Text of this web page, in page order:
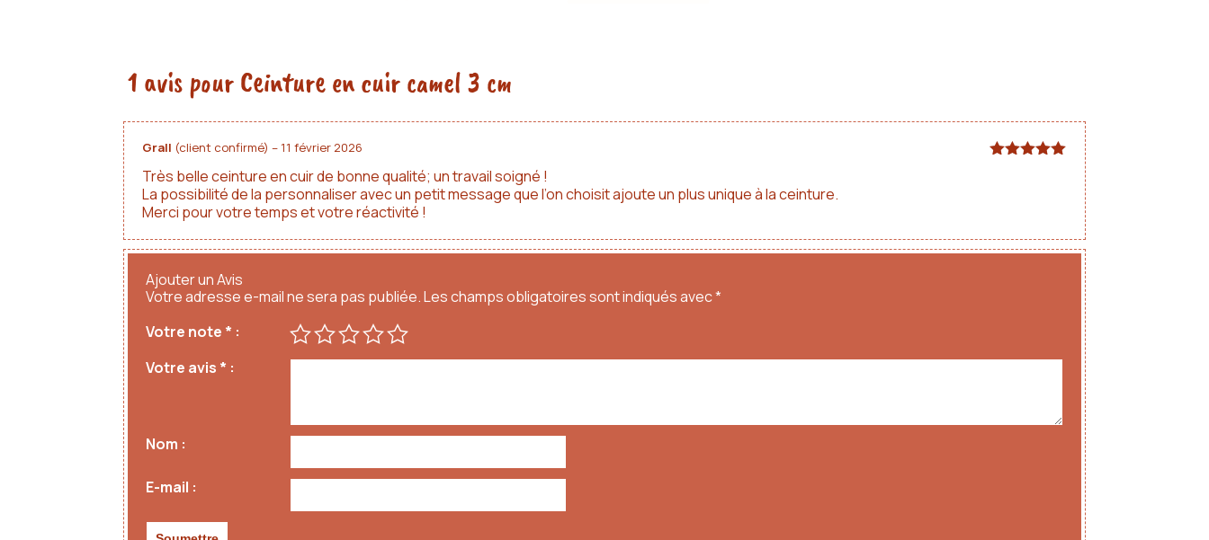
1 avis pourCeinture en cuir camel 3 cm
Grall (client confirmé) –11 février 2026
Très belle ceinture en cuir de bonne qualité; un travail soigné !
La possibilité de la personnaliser avec un petit message que l’on choisit ajoute un plus unique à la ceinture.
Merci pour votre temps et votre réactivité !
Ajouter un Avis
Votre adresse e-mail ne sera pas publiée.Les champs obligatoires sont indiqués avec*
Votre note *
Votre avis *
Nom
E-mail